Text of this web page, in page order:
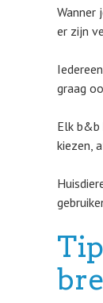
Wanner
er zijn
graag
Elk b&b
kiezen,